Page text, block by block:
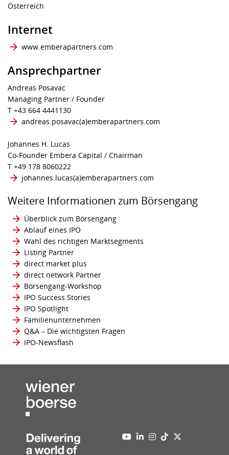
Österreich
Internet
www.emberapartners.com
Ansprechpartner
Andreas Posavac
Managing Partner / Founder
T +43 664 4441130
andreas.posavac​(a)​emberapartners.com
Johannes H. Lucas
Co-Founder Embera Capital / Chairman
T +49 178 8060222
johannes.lucas​(a)​emberapartners.com
Weitere Informationen zum Börsengang
Überblick zum Börsengang
Ablauf eines IPO
Wahl des richtigen Marktsegments
Listing Partner
direct market plus
direct network Partner
Börsengang-Workshop
IPO Success Stories
IPO Spotlight
Familienunternehmen
Q&A – Die wichtigsten Fragen
IPO-Newsflash